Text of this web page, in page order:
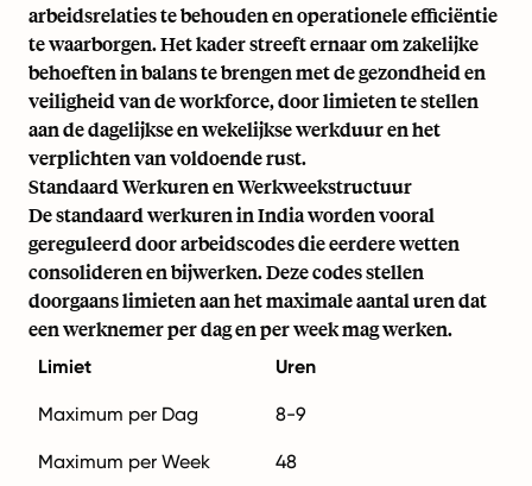
arbeidsrelaties te behouden en operationele efficiëntie
te waarborgen. Het kader streeft ernaar om zakelijke
behoeften in balans te brengen met de gezondheid en
veiligheid van de workforce, door limieten te stellen
aan de dagelijkse en wekelijkse werkduur en het
verplichten van voldoende rust.
Standaard Werkuren en Werkweekstructuur
De standaard werkuren in India worden vooral
gereguleerd door arbeidscodes die eerdere wetten
consolideren en bijwerken. Deze codes stellen
doorgaans limieten aan het maximale aantal uren dat
een werknemer per dag en per week mag werken.
Limiet Uren
Maximum per Dag 8-9
Maximum per Week 48